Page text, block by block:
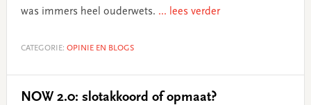
was immers heel ouderwets. ... lees verder
CATEGORIE: OPINIE EN BLOGS
NOW 2.0: slotakkoord of opmaat?